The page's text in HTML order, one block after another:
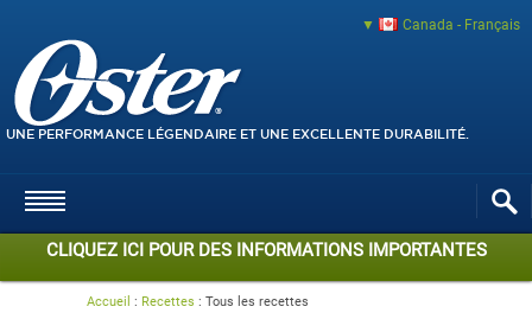
Canada - Français
UNE PERFORMANCE LÉGENDAIRE ET UNE EXCELLENTE DURABILITÉ.
CLIQUEZ ICI POUR DES INFORMATIONS IMPORTANTES
Accueil : Recettes : Tous les recettes